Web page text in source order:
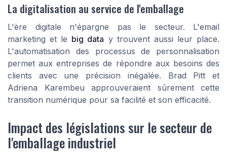
La digitalisation au service de l'emballage
L'ère digitale n'épargne pas le secteur. L'email
marketing et le big data y trouvent aussi leur place.
L'automatisation des processus de personnalisation
permet aux entreprises de répondre aux besoins des
clients avec une précision inégalée. Brad Pitt et
Adriena Karembeu approuveraient sûrement cette
transition numérique pour sa facilité et son efficacité.
Impact des législations sur le secteur de
l'emballage industriel